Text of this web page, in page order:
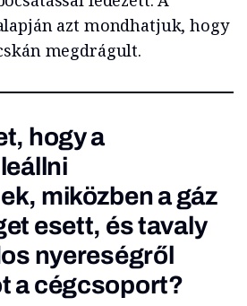
azt mondhatjuk, hogy
megdrágult.
hogy a
miközben a gáz
esett, és tavaly
nyereségről
a cégcsoport?